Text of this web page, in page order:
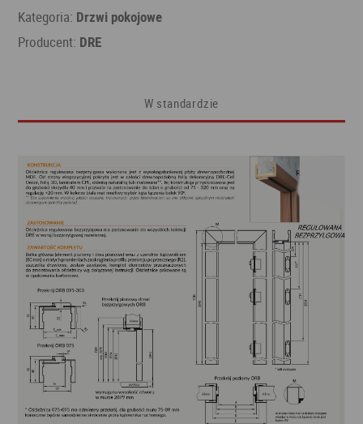
Kategoria: Drzwi pokojowe
Producent: DRE
W standardzie